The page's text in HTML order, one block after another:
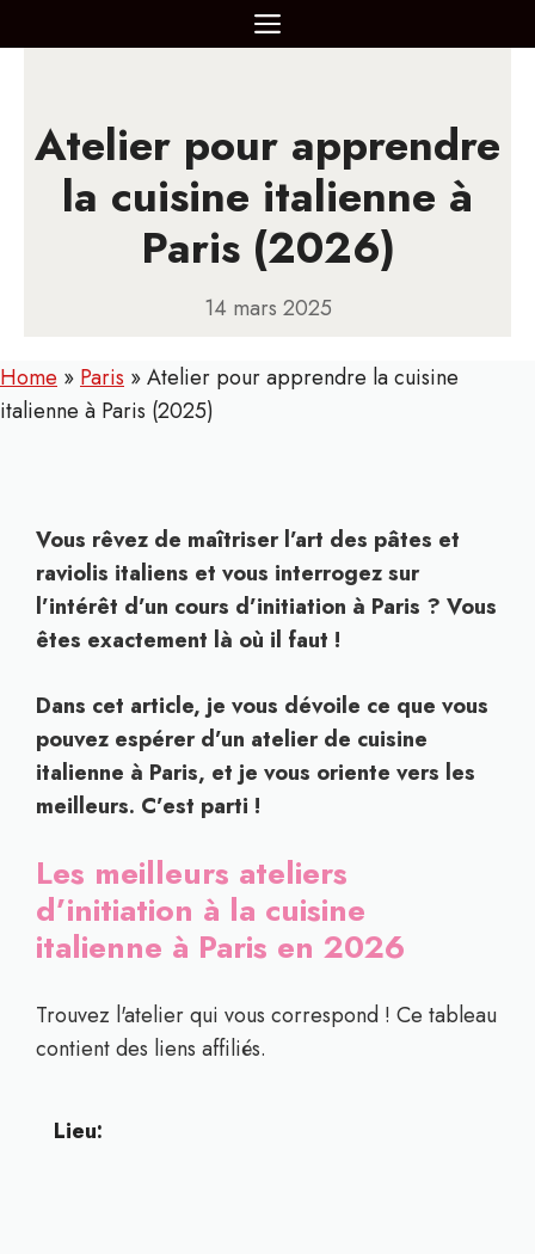
au
MENU
Atelier pour apprendre
la cuisine italienne à
Paris (2026)
14 mars 2025
Home » Paris »Atelier pour apprendre la cuisine
italienne à Paris (2025)
Vous rêvez de maîtriser l’art des pâtes et
raviolis italiens et vous interrogez sur
l’intérêt d’un cours d’initiation à Paris ? Vous
êtes exactement là où il faut !
Dans cet article, je vous dévoile ce que vous
pouvez espérer d’un atelier de cuisine
italienne à Paris, et je vous oriente vers les
meilleurs. C’est parti !
Les meilleurs ateliers
d’initiation à la cuisine
italienne à Paris en 2026
Trouvez l'atelier qui vous correspond ! Ce tableau
contient des liens affiliés.
Lieu: